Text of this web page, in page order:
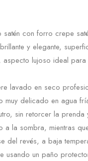
satén con forro crepe
y elegante,
lujoso ideal
lavado en seco
muy delicado en agua
sin retorcer la prenda
a la sombra, mientras
del revés, a baja
usando un paño